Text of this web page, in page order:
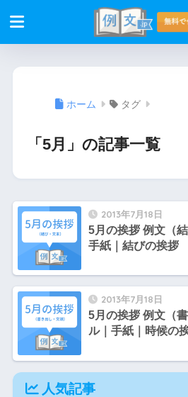
ホーム タグ
「5月」の記事一覧
2013年7月18日
5月の挨拶 例文（
手紙｜結びの挨拶
2013年7月18日
5月の挨拶 例文（
ル｜手紙｜時候の
人気記事